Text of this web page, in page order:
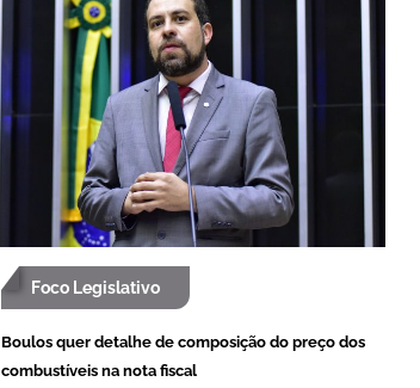
Foco Legislativo
Boulos quer detalhe de composição do preço dos
combustíveis na nota fiscal